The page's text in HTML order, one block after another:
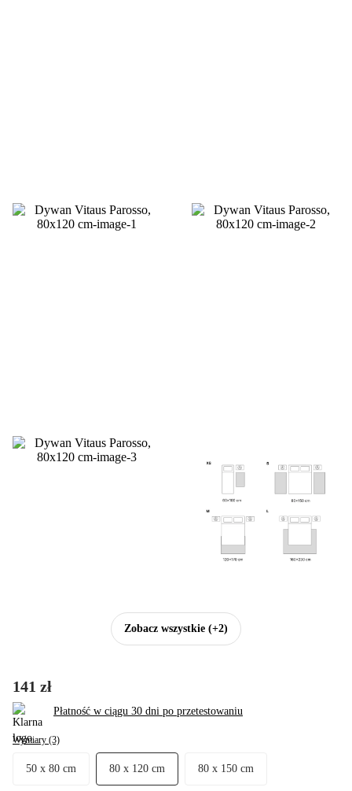
Zobacz wszystkie (+2)
141 zł
Płatność w ciągu 30 dni po przetestowaniu
Wymiary (3)
50 x 80 cm 80 x 120 cm 80 x 150 cm